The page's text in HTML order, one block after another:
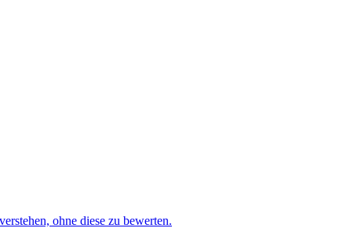
ohne diese zu bewerten.